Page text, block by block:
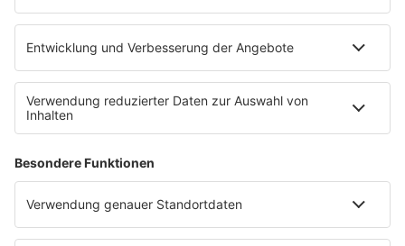
Listing
Aber auch da gab’s Pyro-Unfälle, Prügeleien, Randale
und Bands am Limit. Diese neun Konzerte liefen nicht so